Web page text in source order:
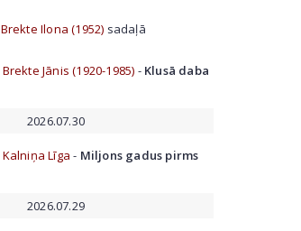
Brekte Ilona (1952) sadaļā
Brekte Jānis (1920-1985) - Klusā daba
2026.07.30
Kalniņa Līga - Miljons gadus pirms
2026.07.29